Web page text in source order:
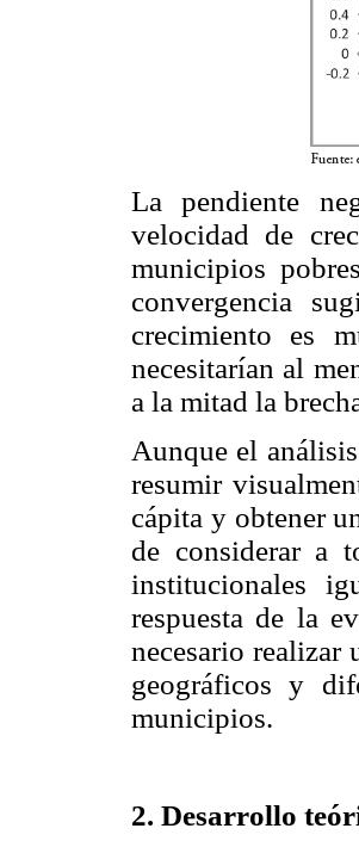
La pendiente
velocidad de
municipios
convergencia
crecimiento es
necesitarían al
a la mitad la
Aunque el
resumir
cápita y obtener
de considerar a
institucionales
respuesta de la
necesario realizar
geográficos y
municipios.
2. Desarrollo